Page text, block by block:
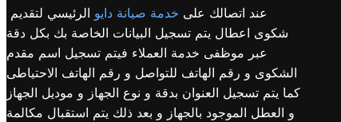
عند اتصالك على خدمة صيانة دايو الرئيسي لتقديم
شكوى اعطال يتم تسجيل البيانات الخاصة بك بكل دقة
عبر موظفى خدمة العملاء فيتم تسجيل اسم مقدم
الشكوى و رقم الهاتف للتواصل و رقم الهاتف الاحتياطى
كما يتم تسجيل العنوان بدقة و نوع الجهاز و موديل الجهاز
و العطل الموجود بالجهاز و بعد ذلك يتم استقبال مكالمة